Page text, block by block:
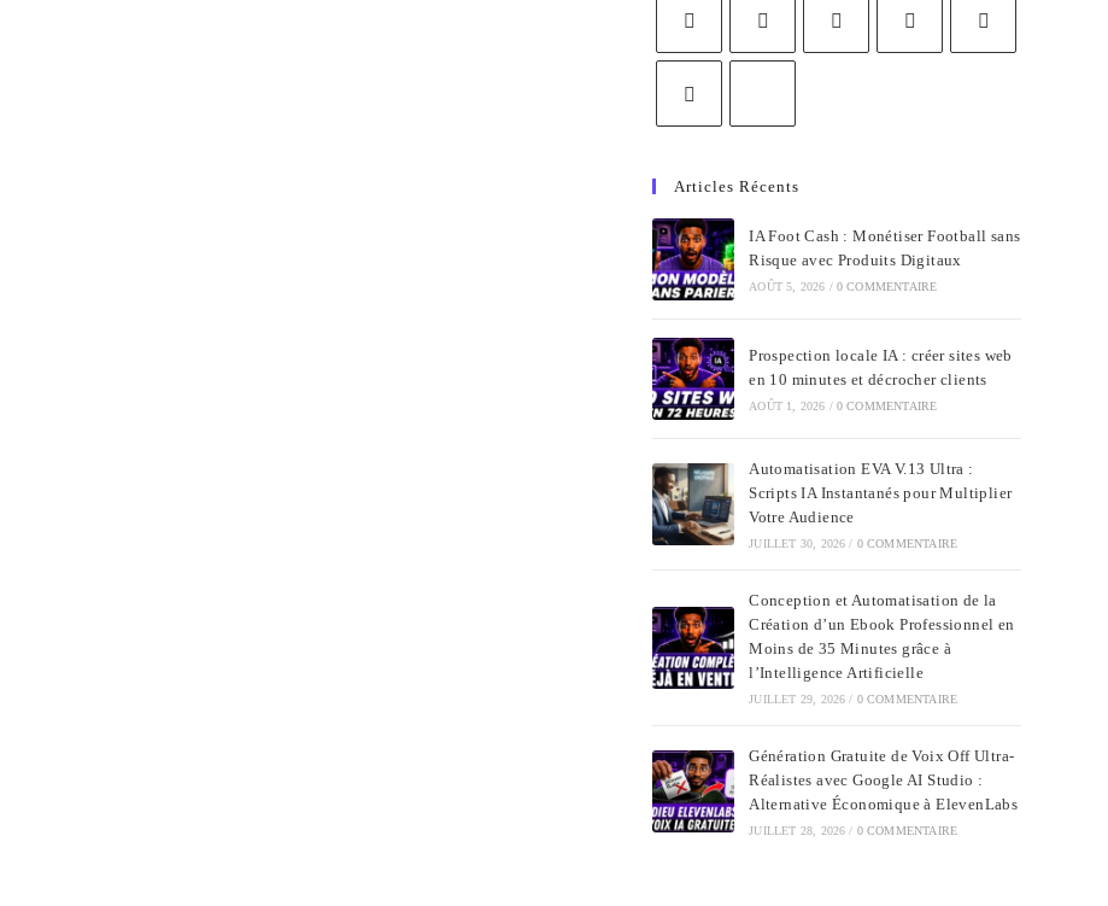
Articles Récents
IA Foot Cash : Monétiser Football sans
Risque avec Produits Digitaux
AOÛT 5, 2026 / 0 COMMENTAIRE
Prospection locale IA : créer sites web
en 10 minutes et décrocher clients
AOÛT 1, 2026 / 0 COMMENTAIRE
Automatisation EVA V.13 Ultra :
Scripts IA Instantanés pour Multiplier
Votre Audience
JUILLET 30, 2026 / 0 COMMENTAIRE
Conception et Automatisation de la
Création d’un Ebook Professionnel en
Moins de 35 Minutes grâce à
l’Intelligence Artificielle
JUILLET 29, 2026 / 0 COMMENTAIRE
Génération Gratuite de Voix Off Ultra-
Réalistes avec Google AI Studio :
Alternative Économique à ElevenLabs
JUILLET 28, 2026 / 0 COMMENTAIRE